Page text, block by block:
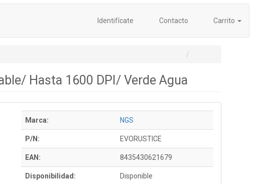
Identifícate Contacto Carrito
Hasta 1600 DPI/ Verde Agua
Marca: NGS
P/N: EVORUSTICE
EAN: 8435430621679
Disponibilidad: Disponible